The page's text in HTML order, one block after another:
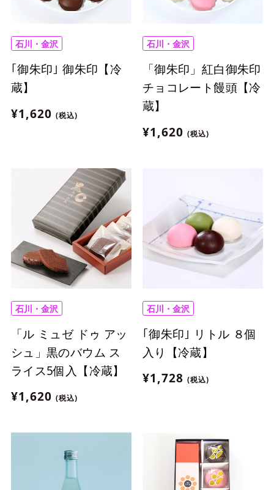
石川・金沢
｢御朱印｣ 御朱印【冷
蔵】
¥1,620 (税込)
石川・金沢
「御朱印」紅白御朱印
チョコレート饅頭【冷
蔵】
¥1,620 (税込)
石川・金沢
「ル ミュゼ ドゥ アッ
シュ」黒のバウム ス
ライス5個入【冷蔵】
¥1,620 (税込)
石川・金沢
｢御朱印｣ リトル ８個
入り【冷蔵】
¥1,728 (税込)